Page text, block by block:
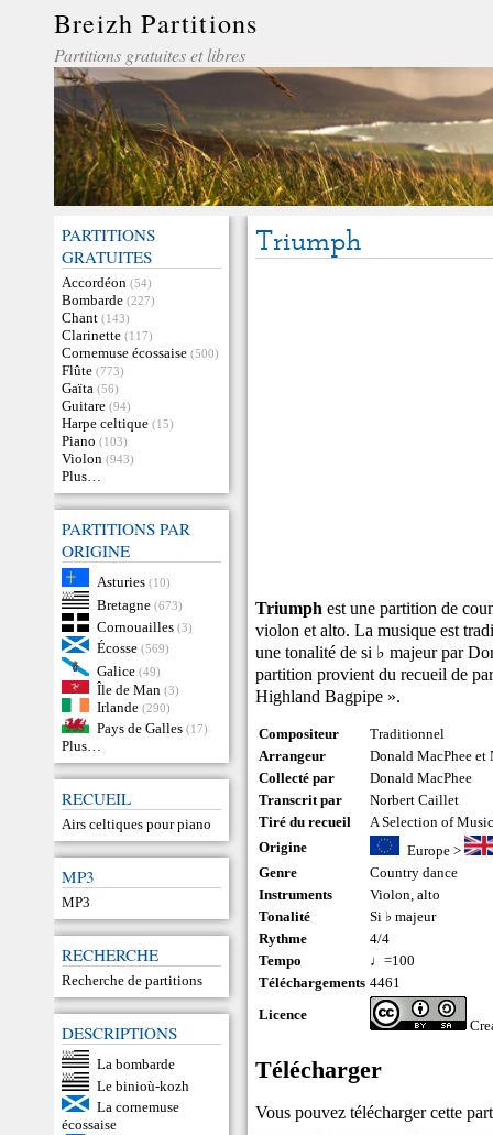
Breizh Partitions
Partitions gratuites et libres
PARTITIONS
GRATUITES
Accordéon (54)
Bombarde (227)
Chant (143)
Clarinette (117)
Cornemuse écossaise (500)
Flûte (773)
Gaïta (56)
Guitare (94)
Harpe celtique (15)
Piano (103)
Violon (943)
Plus…
PARTITIONS PAR
ORIGINE
Asturies (10)
Bretagne (673)
Cornouailles (3)
Écosse (569)
Galice (49)
Île de Man (3)
Irlande (290)
Pays de Galles (17)
Plus…
RECUEIL
Airs celtiques pour piano
MP3
MP3
RECHERCHE
Recherche de partitions
DESCRIPTIONS
La bombarde
Le binioù-kozh
La cornemuse
écossaise
Triumph
Triumph est une partition de
violon et alto. La musique est
une tonalité de si ♭ majeur par
partition provient du recueil de
Highland Bagpipe ».
Compositeur
Traditionnel
Arrangeur
Donald MacPhee
Collecté par
Donald MacPhee
Transcrit par
Norbert Caillet
Tiré du recueil
A Selection of
Origine
Europe>
Genre
Country dance
Instruments
Violon,alto
Tonalité
Si ♭ majeur
Rythme
4/4
Tempo
♩=100
Téléchargements 4461
Licence
Télécharger
Vous pouvez télécharger cette